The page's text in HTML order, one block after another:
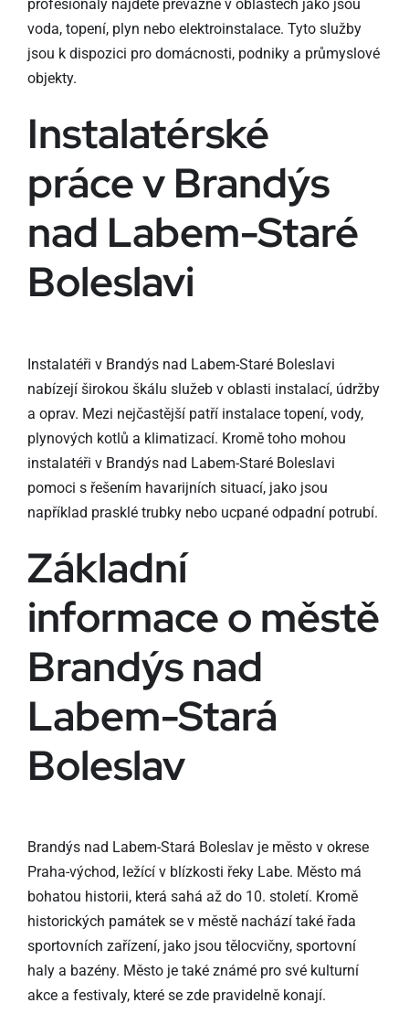
profesionály najdete převážně v oblastech jako jsou
voda, topení, plyn nebo elektroinstalace. Tyto služby
jsou k dispozici pro domácnosti, podniky a průmyslové
objekty.
Instalatérské
práce v Brandýs
nad Labem-Staré
Boleslavi
Instalatéři v Brandýs nad Labem-Staré Boleslavi
nabízejí širokou škálu služeb v oblasti instalací, údržby
a oprav. Mezi nejčastější patří instalace topení, vody,
plynových kotlů a klimatizací. Kromě toho mohou
instalatéři v Brandýs nad Labem-Staré Boleslavi
pomoci s řešením havarijních situací, jako jsou
například prasklé trubky nebo ucpané odpadní potrubí.
Základní
informace o městě
Brandýs nad
Labem-Stará
Boleslav
Brandýs nad Labem-Stará Boleslav je město v okrese
Praha-východ, ležící v blízkosti řeky Labe. Město má
bohatou historii, která sahá až do 10. století. Kromě
historických památek se v městě nachází také řada
sportovních zařízení, jako jsou tělocvičny, sportovní
haly a bazény. Město je také známé pro své kulturní
akce a festivaly, které se zde pravidelně konají.